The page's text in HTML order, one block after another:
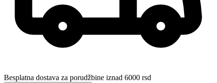
Besplatna dostava za porudžbine iznad 6000 rsd